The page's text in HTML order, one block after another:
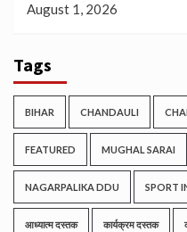
August 1, 2026
Tags
BIHAR CHANDAULI
FEATURED MUGHAL SARAI
NAGARPALIKA DDU SPORT
आध्यात्म दस्तक कार्यक्रम दस्तक